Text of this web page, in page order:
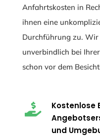
Anfahrtskosten in
ihnen eine
Durchführung zu. Wir
unverbindlich bei
schon vor dem

Kostenlose
und